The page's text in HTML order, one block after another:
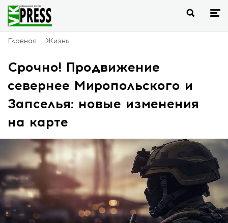
Главная Жизнь
Срочно! Продвижение
севернее Миропольского и
Запселья: новые изменения
на карте